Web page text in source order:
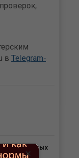
в Telegram-
накладных
×